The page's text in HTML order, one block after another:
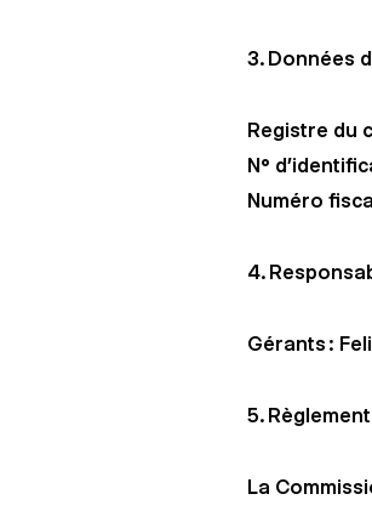
3. Données
Registre du
N°
Numéro
4.
Gérants :
5.
La